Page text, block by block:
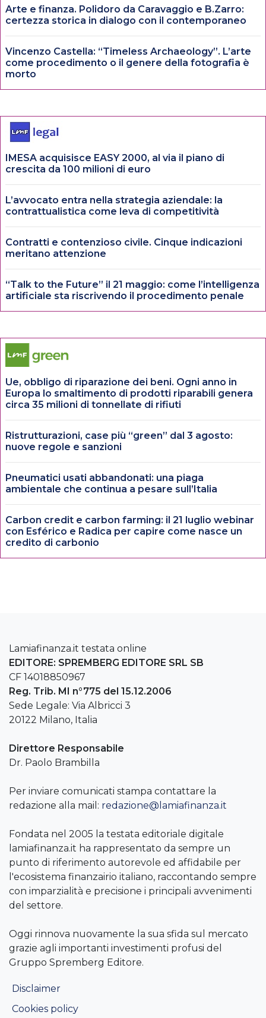
Arte e finanza. Polidoro da Caravaggio e B.Zarro:
certezza storica in dialogo con il contemporaneo
Vincenzo Castella: “Timeless Archaeology”. L’arte
come procedimento o il genere della fotografia è
morto
IMESA acquisisce EASY 2000, al via il piano di
crescita da 100 milioni di euro
L’avvocato entra nella strategia aziendale: la
contrattualistica come leva di competitività
Contratti e contenzioso civile. Cinque indicazioni
meritano attenzione
“Talk to the Future” il 21 maggio: come l’intelligenza
artificiale sta riscrivendo il procedimento penale
Ue, obbligo di riparazione dei beni. Ogni anno in
Europa lo smaltimento di prodotti riparabili genera
circa 35 milioni di tonnellate di rifiuti
Ristrutturazioni, case più “green” dal 3 agosto:
nuove regole e sanzioni
Pneumatici usati abbandonati: una piaga
ambientale che continua a pesare sull’Italia
Carbon credit e carbon farming: il 21 luglio webinar
con Esférico e Radica per capire come nasce un
credito di carbonio
Lamiafinanza.it testata online
EDITORE: SPREMBERG EDITORE SRL SB
CF 14018850967
Reg. Trib. MI n°775 del 15.12.2006
Sede Legale: Via Albricci 3
20122 Milano, Italia
Direttore Responsabile
Dr. Paolo Brambilla
Per inviare comunicati stampa contattare la
redazione alla mail: redazione@lamiafinanza.it
Fondata nel 2005 la testata editoriale digitale
lamiafinanza.it ha rappresentato da sempre un
punto di riferimento autorevole ed affidabile per
l'ecosistema finanzairio italiano, raccontando sempre
con imparzialità e precisione i principali avvenimenti
del settore.
Oggi rinnova nuovamente la sua sfida sul mercato
grazie agli importanti investimenti profusi del
Gruppo Spremberg Editore.
Disclaimer
Cookies policy